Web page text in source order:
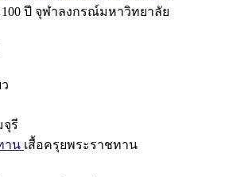
ปี จุฬาลงกรณ์มหาวิทยาลัย
จุรี
าน เสื้อครุยพระราชทาน